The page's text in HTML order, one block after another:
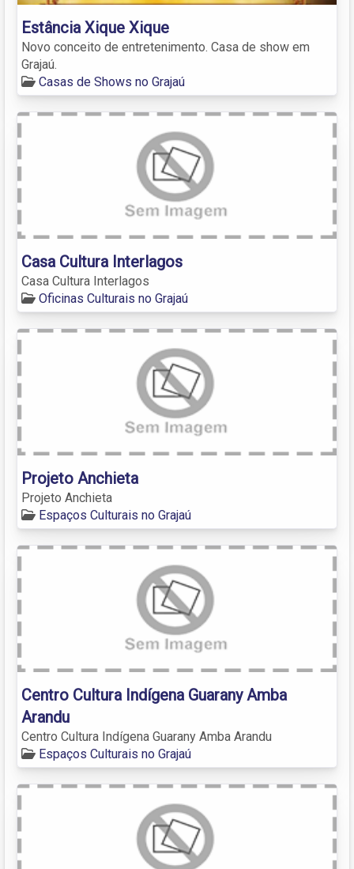
Estância Xique Xique
Novo conceito de entretenimento. Casa de show em
Grajaú.
Casas de Shows no Grajaú
Casa Cultura Interlagos
Casa Cultura Interlagos
Oficinas Culturais no Grajaú
Projeto Anchieta
Projeto Anchieta
Espaços Culturais no Grajaú
Centro Cultura Indígena Guarany Amba
Arandu
Centro Cultura Indígena Guarany Amba Arandu
Espaços Culturais no Grajaú